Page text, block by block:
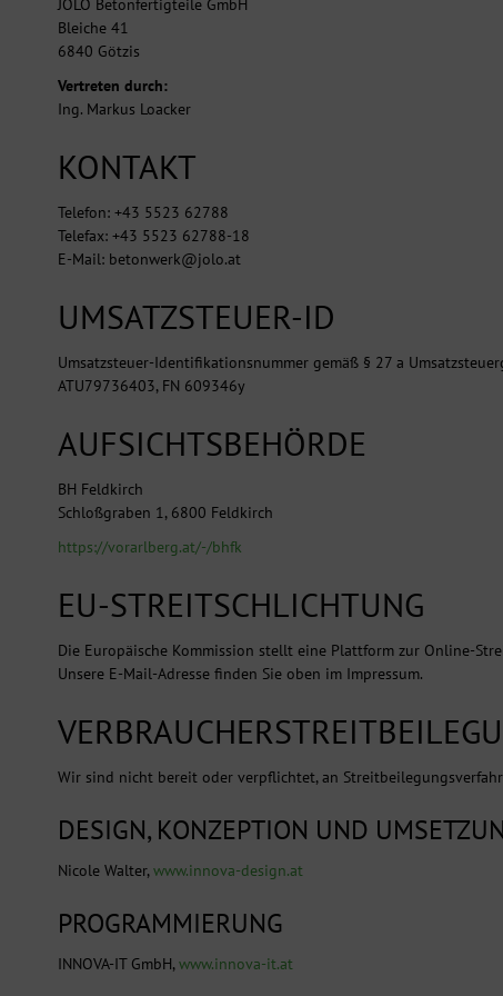
JOLO Betonfertigteile GmbH
Bleiche 41
6840 Götzis
Vertreten durch:
Ing. Markus Loacker
KONTAKT
Telefon: +43 5523 62788
Telefax: +43 5523 62788-18
E-Mail: betonwerk@jolo.at
UMSATZSTEUER-ID
Umsatzsteuer-Identifikationsnummer gemäß § 27 a
ATU79736403, FN 609346y
AUFSICHTSBEHÖRDE
BH Feldkirch
Schloßgraben 1, 6800 Feldkirch
https://vorarlberg.at/-/bhfk
EU-STREITSCHLICHTUNG
Die Europäische Kommission stellt eine Plattform zur Online-
Unsere E-Mail-Adresse finden Sie oben im Impressum.
Wir sind nicht bereit oder verpflichtet, an
DESIGN, KONZEPTION UND
Nicole Walter,www.innova-design.at
PROGRAMMIERUNG
INNOVA-IT GmbH,www.innova-it.at